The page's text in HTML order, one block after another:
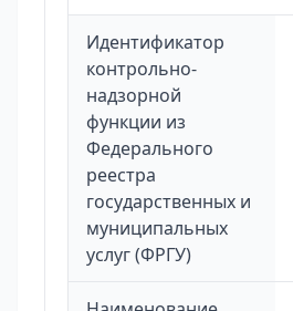
Идентификатор
контрольно-
надзорной
функции из
Федерального
реестра
государственных и
муниципальных
услуг (ФРГУ)